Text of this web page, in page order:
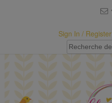
Sign In / Register
Recherche
pour :